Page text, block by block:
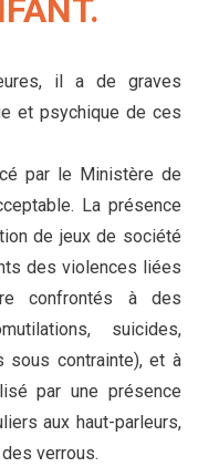
il a de graves
et psychique de ces
par le Ministère de
La présence
de jeux de société
des violences liées
confrontés à des
suicides,
sous contrainte), et à
par une présence
aux haut-parleurs,
verrous.